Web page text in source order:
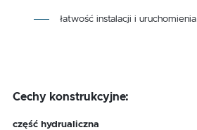
łatwość instalacji i uruchomienia
Cechy konstrukcyjne:
część hydrualiczna